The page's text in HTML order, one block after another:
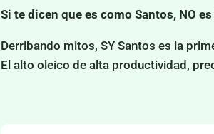
Si te dicen que es como Santos, NO
Derribando mitos, SY Santos es la
El alto oleico de alta productividad,